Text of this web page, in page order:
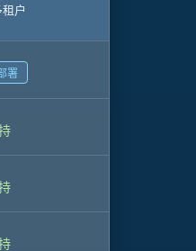
户
署